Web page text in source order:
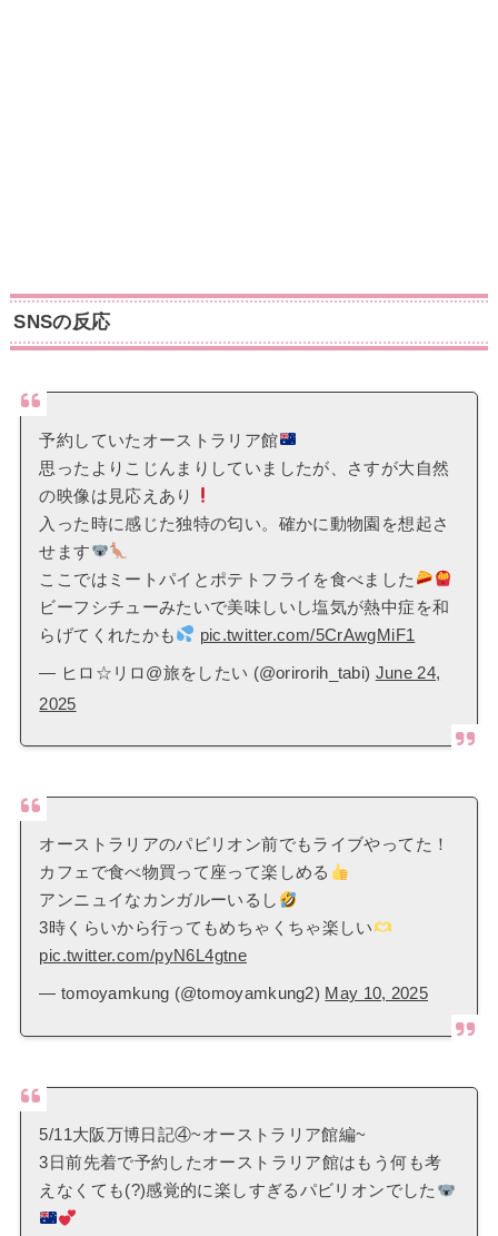
SNSの反応
予約していたオーストラリア館
思ったよりこじんまりしていましたが、さすが大自然
の映像は見応えあり
入った時に感じた独特の匂い。確かに動物園を想起さ
せます
ここではミートパイとポテトフライを食べました
ビーフシチューみたいで美味しいし塩気が熱中症を和
らげてくれたかも
pic.twitter.com/5CrAwgMiF1
— ヒロ☆リロ@旅をしたい (@orirorih_tabi) June 24,
2025
オーストラリアのパビリオン前でもライブやってた！
カフェで食べ物買って座って楽しめる
アンニュイなカンガルーいるし
3時くらいから行ってもめちゃくちゃ楽しい
pic.twitter.com/pyN6L4gtne
— tomoyamkung (@tomoyamkung2) May 10, 2025
5/11大阪万博日記④~オーストラリア館編~
3日前先着で予約したオーストラリア館はもう何も考
えなくても(?)感覚的に楽しすぎるパビリオンでした